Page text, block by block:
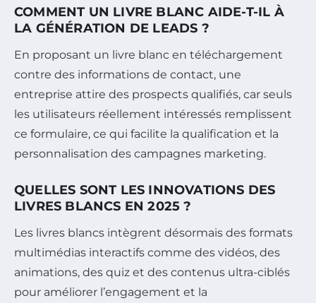
COMMENT UN LIVRE BLANC AIDE-T-IL À
LA GÉNÉRATION DE LEADS ?
En proposant un livre blanc en téléchargement
contre des informations de contact, une
entreprise attire des prospects qualifiés, car seuls
les utilisateurs réellement intéressés remplissent
ce formulaire, ce qui facilite la qualification et la
personnalisation des campagnes marketing.
QUELLES SONT LES INNOVATIONS DES
LIVRES BLANCS EN 2025 ?
Les livres blancs intègrent désormais des formats
multimédias interactifs comme des vidéos, des
animations, des quiz et des contenus ultra-ciblés
pour améliorer l’engagement et la